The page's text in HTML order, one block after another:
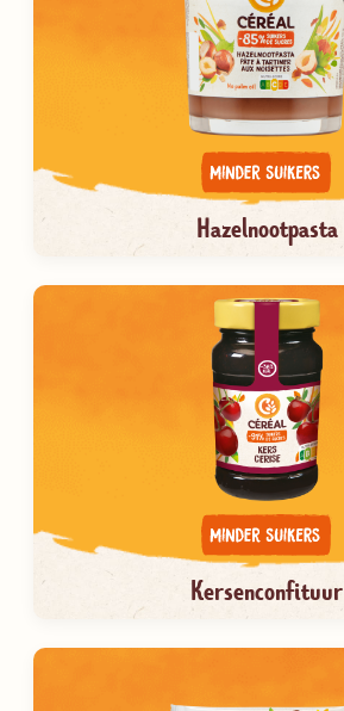
Hazelnootpasta
Kersenconfituur